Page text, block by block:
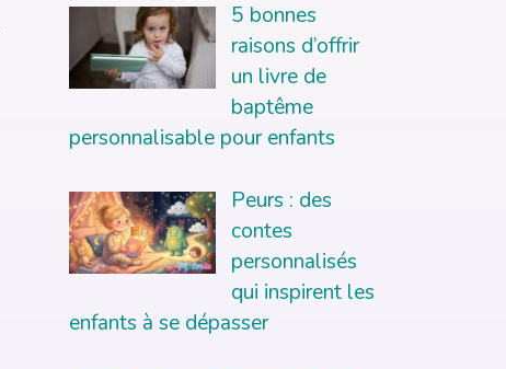
5 bonnes
raisons d’offrir
un livre de
baptême
personnalisable pour enfants
Peurs : des
contes
personnalisés
qui inspirent les
enfants à se dépasser